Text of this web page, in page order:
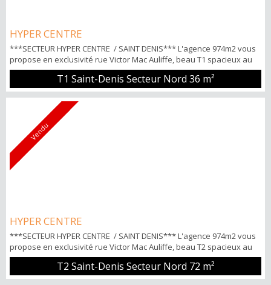
HYPER CENTRE
***SECTEUR HYPER CENTRE / SAINT DENIS*** L'agence 974m2 vous
propose en exclusivité rue Victor Mac Auliffe, beau T1 spacieux au
2ème étage de 36m² environ. Cet appartement comprend: Une
grande pièce donnant sur une véranda, une cuisine aménagée-
équipée et séparée, une salle d'eau et un WC séparé. POINTS
FORTS: -Petite copropriété -Résidence sécurisée -Emplacement
parking Pour tous ...
T1 Saint-Denis Secteur Nord 36 m²
Vendu
HYPER CENTRE
***SECTEUR HYPER CENTRE / SAINT DENIS*** L'agence 974m2 vous
propose en exclusivité rue Victor Mac Auliffe, beau T2 spacieux au
2ème étage de 72m² environ. Cet appartement comprend: Un grand
séjour avec une véranda, une cuisine aménagée-équipée et
séparée, une chambre suite parentale avec une salle de bain et
T2 Saint-Denis Secteur Nord 72 m²